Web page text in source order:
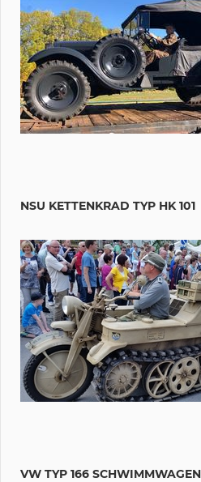
NSU KETTENKRAD TYP HK 101
VW TYP 166 SCHWIMMWAGEN